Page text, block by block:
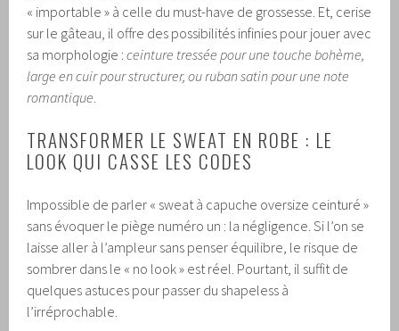
« importable » à celle du must-have de grossesse. Et, cerise
sur le gâteau, il offre des possibilités infinies pour jouer avec
sa morphologie :ceinture tressée pour une touche bohème,
large en cuir pour structurer, ou ruban satin pour une note
romantique
TRANSFORMER LE SWEAT EN ROBE : LE
LOOK QUI CASSE LES CODES
Impossible de parler « sweat à capuche oversize ceinturé »
sans évoquer le piège numéro un : la négligence. Si l’on se
laisse aller à l’ampleur sans penser équilibre, le risque de
sombrer dans le « no look » est réel. Pourtant, il suffit de
quelques astuces pour passer du shapeless à
l’irréprochable.